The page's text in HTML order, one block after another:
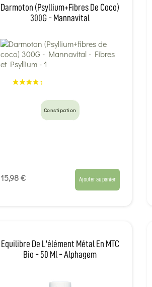
Darmoton (Psyllium+fibres De Coco)
300G - Mannavital
Constipation
15,98 € Ajouter au panier
Equilibre De L'élément Métal En MTC
Bio - 50 Ml - Alphagem